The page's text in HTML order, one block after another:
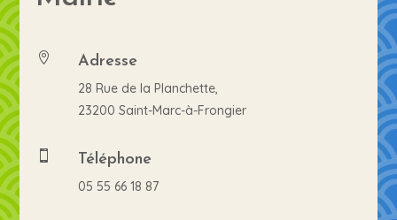
 Adresse
28 Rue de la Planchette,
23200 Saint-Marc-à-Frongier
 Téléphone
05 55 66 18 87